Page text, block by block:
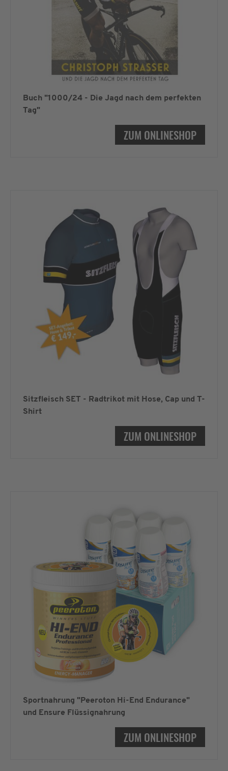
Buch "1000/24 - Die Jagd nach dem perfekten
Tag"
ZUM ONLINESHOP
Sitzfleisch SET - Radtrikot mit Hose, Cap und T-
Shirt
ZUM ONLINESHOP
Sportnahrung "Peeroton Hi-End Endurance"
und Ensure Flüssignahrung
ZUM ONLINESHOP